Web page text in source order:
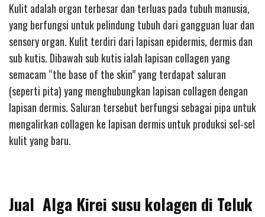
Kulit adalah organ terbesar dan terluas pada tubuh manusia,
yang berfungsi untuk pelindung tubuh dari gangguan luar dan
sensory organ. Kulit terdiri dari lapisan epidermis, dermis dan
sub kutis. Dibawah sub kutis ialah lapisan collagen yang
semacam “the base of the skin” yang terdapat saluran
(seperti pita) yang menghubungkan lapisan collagen dengan
lapisan dermis. Saluran tersebut berfungsi sebagai pipa untuk
mengalirkan collagen ke lapisan dermis untuk produksi sel-sel
kulit yang baru.
Jual Alga Kirei susu kolagen di Teluk